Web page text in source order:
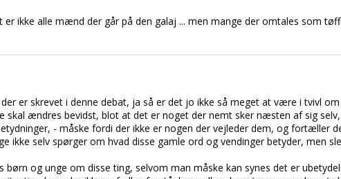
ikke alle mænd der går på den galaj ... men mange der omtales som
er skrevet i denne debat, ja så er det jo ikke så meget at være i tvivl
skal ændres bevidst, blot at det er noget der nemt sker næsten af sig
- måske fordi der ikke er nogen der vejleder dem, og fortæller
ikke selv spørger om hvad disse gamle ord og vendinger betyder, men
og unge om disse ting, selvom man måske kan synes det er